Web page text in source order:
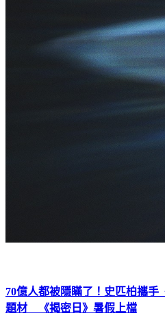
70億人都被隱瞞了！史匹柏攜手
題材 《揭密日》暑假上檔